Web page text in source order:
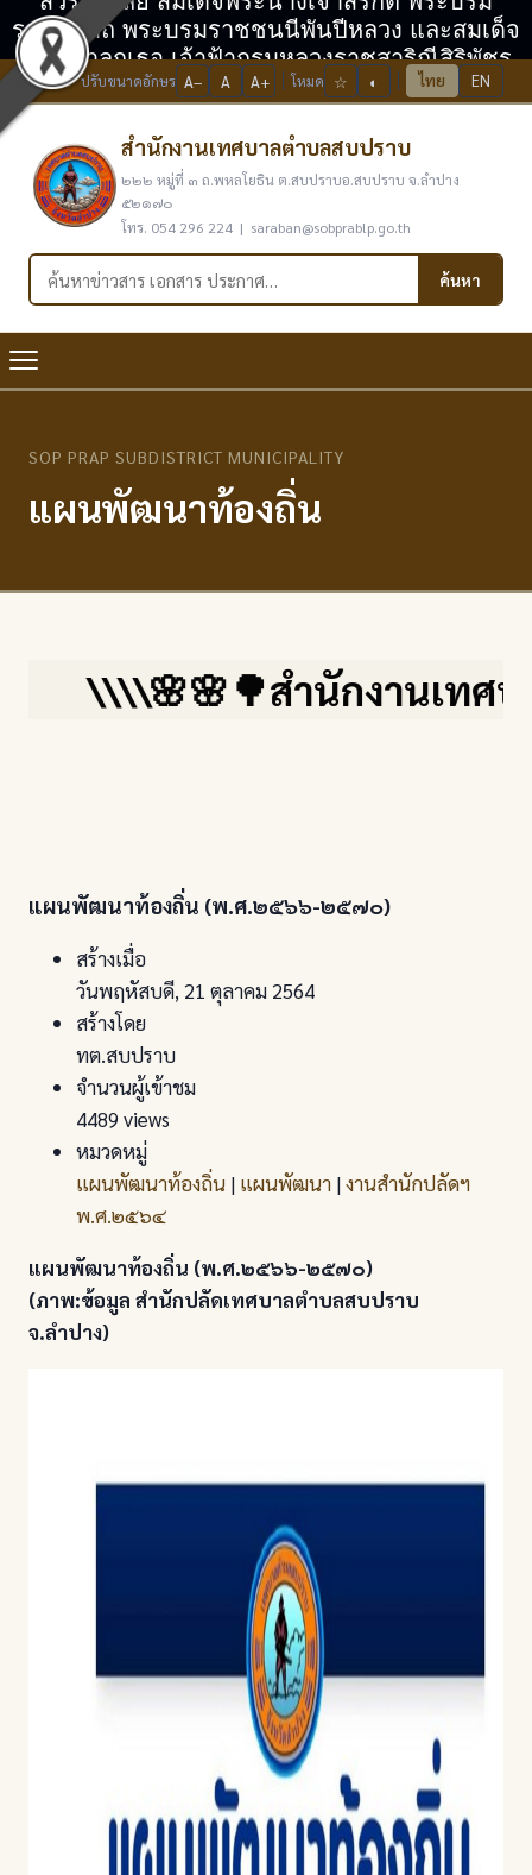
ราชินีนาถ พระบรมราชชนนีพันปีหลวง และสมเด็จ
พระเจ้าลูกเธอ เจ้าฟ้ากรมหลวงราชสาริณีสิริพัชร
มหาวัชรราชธิดา
ปรับขนาดอักษร A− A A+ โหมด ☆ ◐ ไทย EN
สำนักงานเทศบาลตำบลสบปราบ
๒๒๒ หมู่ที่ ๓ ถ.พหลโยธิน ต.สบปราบอ.สบปราบ จ.ลำปาง
๕๒๑๗๐
โทร. 054 296 224 | saraban@sobprablp.go.th
ค้นหาในเว็บไซต์ ค้นหา
SOP PRAP SUBDISTRICT MUNICIPALITY
แผนพัฒนาท้องถิ่น
\\\\🌸🌸🌳สำนักงานเทศบ
แผนพัฒนาท้องถิ่น (พ.ศ.๒๕๖๖-๒๕๗๐)
สร้างเมื่อ
วันพฤหัสบดี, 21 ตุลาคม 2564
สร้างโดย
ทต.สบปราบ
จำนวนผู้เข้าชม
4489 views
หมวดหมู่
แผนพัฒนาท้องถิ่น | แผนพัฒนา |งานสำนักปลัดฯ
พ.ศ.๒๕๖๔
แผนพัฒนาท้องถิ่น (พ.ศ.๒๕๖๖-๒๕๗๐)
(ภาพ:ข้อมูล สำนักปลัดเทศบาลตำบลสบปราบ
จ.ลำปาง)